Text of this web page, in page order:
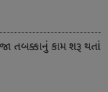
તબક્કાનું કામ શરૂ થતાં